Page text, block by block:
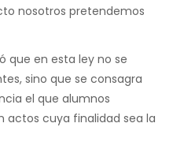
nosotros pretendemos
que en esta ley no se
sino que se consagra
el que alumnos
cuya finalidad sea la